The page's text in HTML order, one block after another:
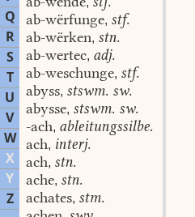
Q
R
S
T
U
V
W
X
Y
Z
ab-wërfunge, stf.
ab-wërken, stn.
ab-wertec, adj.
ab-weschunge, stf.
abyss, stswm. sw.
abysse, stswm. sw.
-ach, ableitungssilbe.
ach, interj.
ach, stn.
ache, stn.
achates, stm.